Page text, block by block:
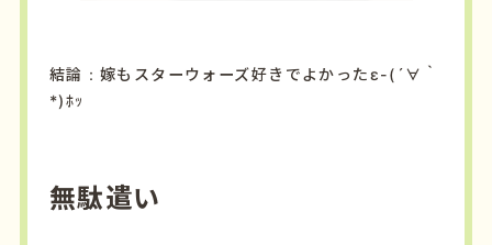
結論：嫁もスターウォーズ好きでよかったε-(´∀｀
*)ﾎｯ
無駄遣い